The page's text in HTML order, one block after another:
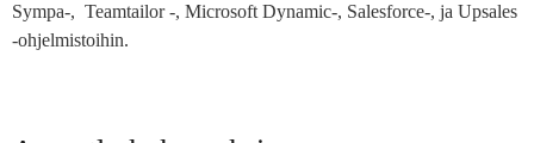
Sympa-, Teamtailor -, Microsoft Dynamic-, Salesforce-, ja Upsales
-ohjelmistoihin.